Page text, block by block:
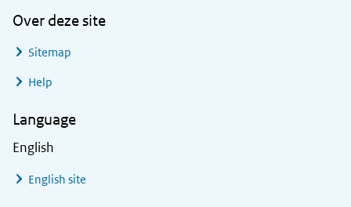
Over deze site
Sitemap
Help
Language
English
English site